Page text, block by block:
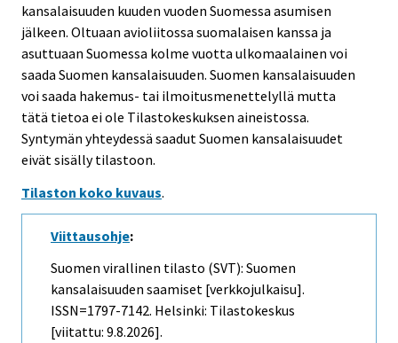
kansalaisuuden kuuden vuoden Suomessa asumisen
jälkeen. Oltuaan avioliitossa suomalaisen kanssa ja
asuttuaan Suomessa kolme vuotta ulkomaalainen voi
saada Suomen kansalaisuuden. Suomen kansalaisuuden
voi saada hakemus- tai ilmoitusmenettelyllä mutta
tätä tietoa ei ole Tilastokeskuksen aineistossa.
Syntymän yhteydessä saadut Suomen kansalaisuudet
eivät sisälly tilastoon.
Tilaston koko kuvaus.
Viittausohje:
Suomen virallinen tilasto (SVT): Suomen
kansalaisuuden saamiset [verkkojulkaisu].
ISSN=1797-7142. Helsinki: Tilastokeskus
[viitattu: 9.8.2026].